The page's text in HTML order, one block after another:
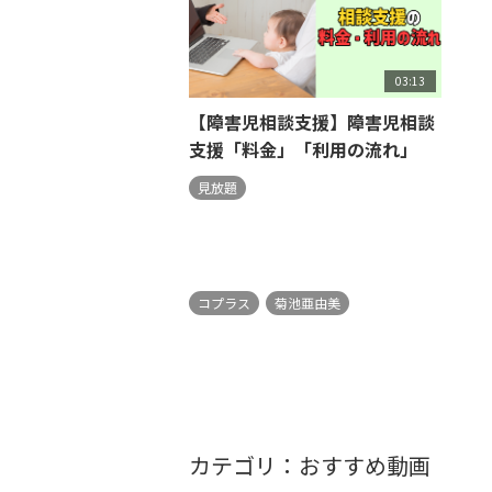
03:13
【障害児相談支援】障害児相談
支援「料金」「利用の流れ」
見放題
コプラス 菊池亜由美
カテゴリ：おすすめ動画